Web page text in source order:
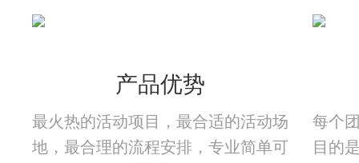
产品优势
最火热的活动项目，最合适的活动场
地，最合理的流程安排，专业简单可
每个
目的